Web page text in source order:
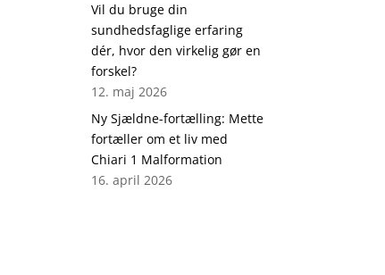
Vil du bruge din
sundhedsfaglige erfaring
dér, hvor den virkelig gør en
forskel?
12. maj 2026
Ny Sjældne-fortælling: Mette
fortæller om et liv med
Chiari 1 Malformation
16. april 2026